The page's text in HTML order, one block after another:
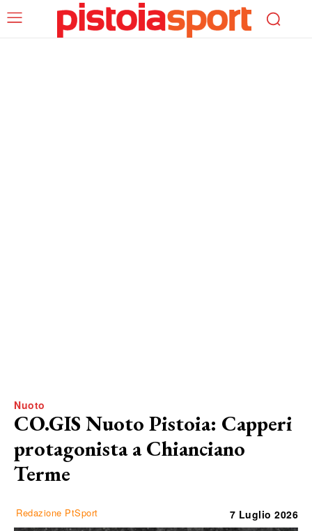
Nuoto
CO.GIS Nuoto Pistoia: Capperi
protagonista a Chianciano
Terme
Redazione PtSport 7 Luglio 2026